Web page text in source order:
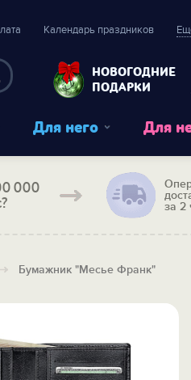
Календарь праздников
НОВОГОДНИЕ
ПОДАРКИ
Для него Для
000
за 2
Бумажник "Месье Франк"